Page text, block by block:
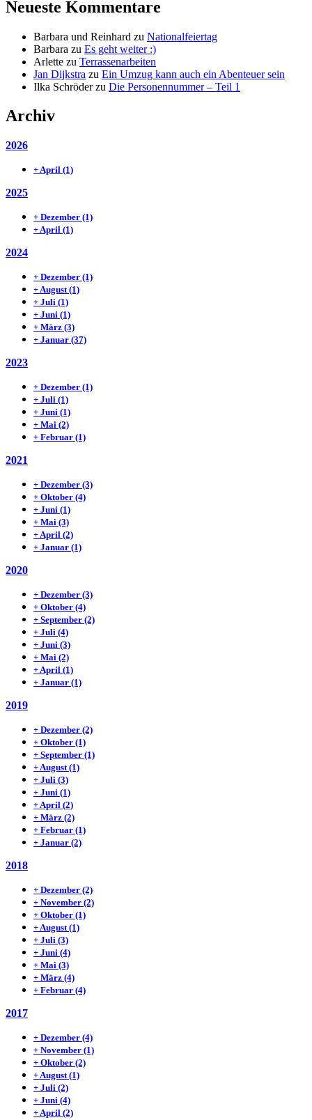
Neueste Kommentare
Barbara und Reinhard zu Nationalfeiertag
Barbara zu Es geht weiter :)
Arlette zu Terrassenarbeiten
Jan Dijkstra zu Ein Umzug kann auch ein Abenteuer sein
Ilka Schröderzu Die Personennummer – Teil 1
Archiv
2026
+April (1)
2025
+ Dezember (1)
+April (1)
2024
+ Dezember (1)
+August(1)
+ Juli (1)
+ Juni (1)
+ März (3)
+ Januar (37)
2023
+ Dezember (1)
+ Juli (1)
+ Juni (1)
+ Mai (2)
+ Februar (1)
2021
+ Dezember (3)
+ Oktober (4)
+ Juni (1)
+ Mai (3)
+April (2)
+ Januar (1)
2020
+ Dezember (3)
+ Oktober (4)
+ September (2)
+ Juli (4)
+ Juni (3)
+ Mai (2)
+April (1)
+ Januar (1)
2019
+ Dezember (2)
+ Oktober (1)
+ September (1)
+August(1)
+ Juli (3)
+ Juni (1)
+April (2)
+ März (2)
+ Februar (1)
+ Januar (2)
2018
+ Dezember (2)
+ November (2)
+ Oktober (1)
+August(1)
+ Juli (3)
+ Juni (4)
+ Mai (3)
+ März (4)
+ Februar (4)
2017
+ Dezember (4)
+ November (1)
+ Oktober (2)
+August(1)
+ Juli (2)
+ Juni (4)
+April (2)